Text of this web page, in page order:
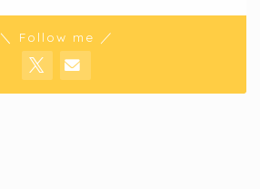
＼ Follow me ／